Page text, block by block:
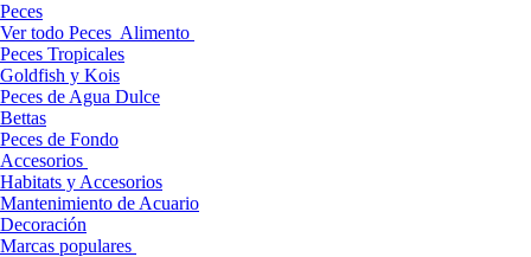
Peces
Ver todo Peces Alimento
Peces Tropicales
Goldfish y Kois
Peces de Agua Dulce
Bettas
Peces de Fondo
Accesorios
Habitats y Accesorios
Mantenimiento de Acuario
Decoración
Marcas populares